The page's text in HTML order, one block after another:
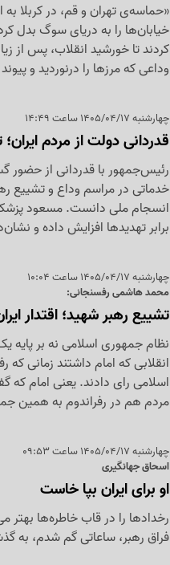
«حماسه‌ی تهران و قم، در کربلا
خیابان‌ها را به دریای سوگ بدل
کردند تا خورشید انقلاب، پس از
وداعی که مرزها را درنوردید و
چهارشنبه 1405/04/17 ساعت 14:49
قدردانی دولت از مردم
رئیس‌جمهور با قدردانی از حضور
خدماتی در مراسم وداع و تشییع
انسجام ملی دانست. مسعود
برابر تهدیدها افزایش داده و
چهارشنبه 1405/04/17 ساعت 10:04
محمد هاشمی رفسنجانی:
تشییع رهبر شهید؛ اقتدار
نظام جمهوری اسلامی نه بر پایه
اسلامی رای دادند. یعنی امام که
مردم هم در رفراندوم به همین
چهارشنبه 1405/04/17 ساعت 09:53
اسحاق جهانگیری
او برای ایران بپا خاست
رخدادها را در قاب خاطره‌ها بهتر
فراق رهبر، ساعاتی گم شدم، به